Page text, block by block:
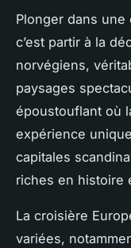
Plonger dans
c’est partir à la
norvégiens,
paysages
époustouflant où
expérience
capitales
riches en histoire
La croisière
variées,